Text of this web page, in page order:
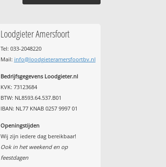
Loodgieter Amersfoort
Tel: 033-2048220
Mail: info@loodgieteramersfoortbv.nl
Bedrijfsgegevens Loodgieter.nl
KVK: 73123684
BTW: NL8593.64.537.B01
IBAN: NL77 KNAB 0257 9997 01
Openingstijden
Wij zijn iedere dag bereikbaar!
Ook in het weekend en op
feestdagen